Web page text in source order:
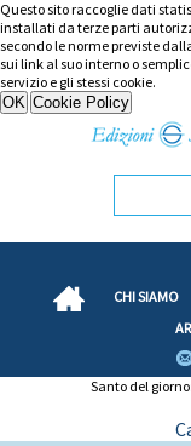
Questo sito raccoglie dati
installati da terze parti
secondo le norme previste
sui link al suo interno o
servizio e gli stessi cookie.
CHI SIAMO
Santo del